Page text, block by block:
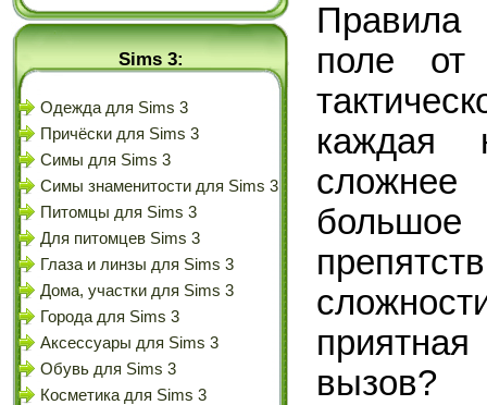
Sims 3:
Одежда для Sims 3
Причёски для Sims 3
Симы для Sims 3
Симы знаменитости для Sims 3
Питомцы для Sims 3
Для питомцев Sims 3
Глаза и линзы для Sims 3
Дома, участки для Sims 3
Города для Sims 3
Аксессуары для Sims 3
Обувь для Sims 3
Косметика для Sims 3
Правила
поле от
каждая
вызов?